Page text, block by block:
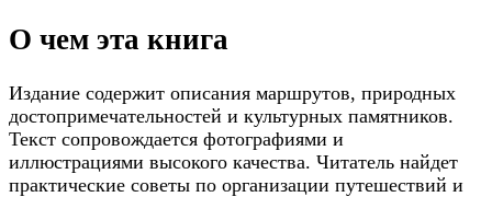
О чем эта книга
Издание содержит описания маршрутов, природных
достопримечательностей и культурных памятников.
Текст сопровождается фотографиями и
иллюстрациями высокого качества. Читатель найдет
практические советы по организации путешествий и